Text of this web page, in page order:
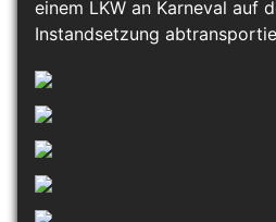
einem LKW an Karneval auf
Instandsetzung